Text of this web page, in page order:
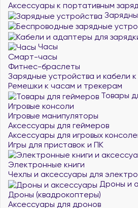
Аксессуары к портативным
Часы
Смарт-часы
Фитнес-браслеты
Зарядные устройства и кабели
Ремешки к часам и трекерам
Товары
Игровые консоли
Игровые манипуляторы
Аксессуары для геймеров
Аксессуары для игровых
Игры для приставок и ПК
Электронные книги
Чехлы и аксессуары для
Дроны и
Дроны (квадрокоптеры)
Аксессуары для дронов